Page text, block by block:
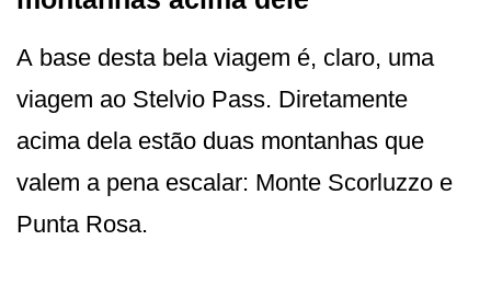
A base desta bela viagem é, claro, uma
viagem ao Stelvio Pass. Diretamente
acima dela estão duas montanhas que
valem a pena escalar: Monte Scorluzzo e
Punta Rosa.